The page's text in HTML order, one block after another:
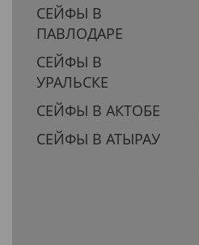
СЕЙФЫ В
ПАВЛОДАРЕ
СЕЙФЫ В
УРАЛЬСКЕ
СЕЙФЫ В АКТОБЕ
СЕЙФЫ В АТЫРАУ